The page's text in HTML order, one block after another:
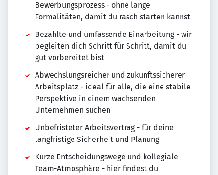
Bewerbungsprozess - ohne lange
Formalitäten, damit du rasch starten kannst
Bezahlte und umfassende Einarbeitung - wir
begleiten dich Schritt für Schritt, damit du
gut vorbereitet bist
Abwechslungsreicher und zukunftssicherer
Arbeitsplatz - ideal für alle, die eine stabile
Perspektive in einem wachsenden
Unternehmen suchen
Unbefristeter Arbeitsvertrag - für deine
langfristige Sicherheit und Planung
Kurze Entscheidungswege und kollegiale
Team-Atmosphäre - hier findest du